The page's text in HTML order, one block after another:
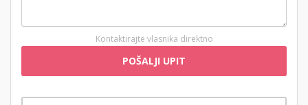
Kontaktirajte vlasnika direktno
POŠALJI UPIT